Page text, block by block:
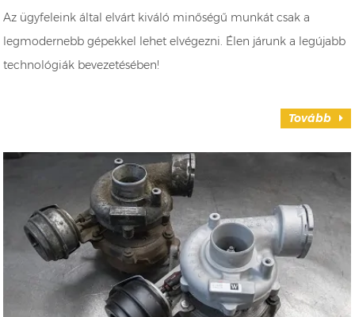
Az ügyfeleink által elvárt kiváló minőségű munkát csak a
legmodernebb gépekkel lehet elvégezni. Élen járunk a legújabb
technológiák bevezetésében!
Tovább